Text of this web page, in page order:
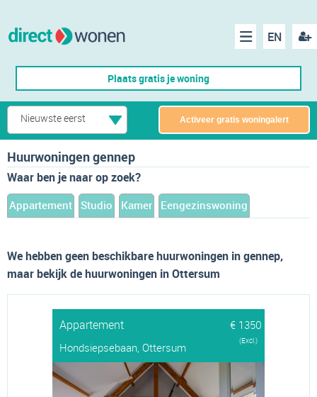
EN
Menu
Plaats gratis je woning
Nieuwste eerst Activeer gratis woningalert
Huurwoningen gennep
Waar ben je naar op zoek?
Appartement Studio Kamer Eengezinswoning
We hebben geen beschikbare huurwoningen in gennep,
maar bekijk de huurwoningen in Ottersum
Appartement
€ 1350
Hondsiepsebaan, Ottersum
(Excl.)